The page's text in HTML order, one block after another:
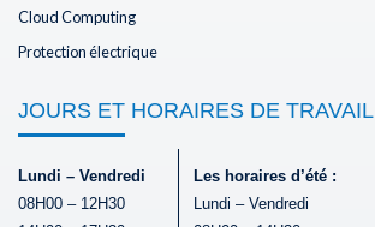
Cloud Computing
Protection électrique
JOURS ET HORAIRES DE TRAVAIL
Lundi – Vendredi
08H00 – 12H30
Les horaires d’été :
Lundi – Vendredi